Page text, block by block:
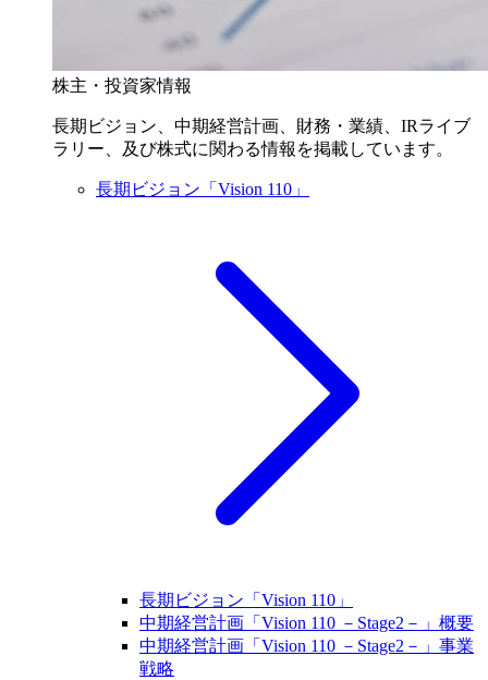
株主・投資家情報
長期ビジョン、中期経営計画、財務・業績、IRライブ
ラリー、及び株式に関わる情報を掲載しています。
長期ビジョン「Vision 110」
長期ビジョン「Vision 110」
中期経営計画「Vision 110 －Stage2－」概要
中期経営計画「Vision 110 －Stage2－」事業
戦略